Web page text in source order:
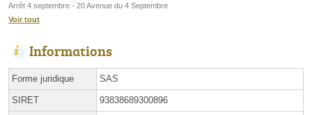
Arrêt 4 septembre - 20 Avenue du 4 Septembre
Voir tout
Informations
Forme juridique SAS
SIRET 93838689300896